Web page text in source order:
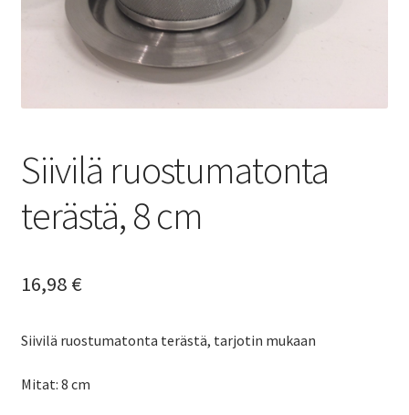
Siivilä ruostumatonta
terästä, 8 cm
16,98 €
Siivilä ruostumatonta terästä, tarjotin mukaan
Mitat: 8 cm